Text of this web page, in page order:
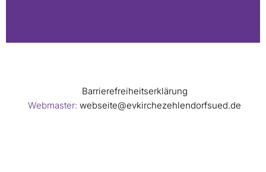
Barrierefreiheitserklärung
Webmaster: webseite@evkirchezehlendorfsued.de